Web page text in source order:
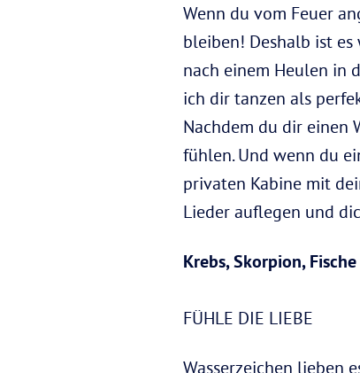
Wenn du vom Feuer
bleiben! Deshalb ist
nach einem Heulen in
ich dir tanzen als
Nachdem du dir einen
fühlen. Und wenn du
privaten Kabine mit
Lieder auflegen und
Krebs, Skorpion, Fische
FÜHLE DIE LIEBE
Wasserzeichen lieben